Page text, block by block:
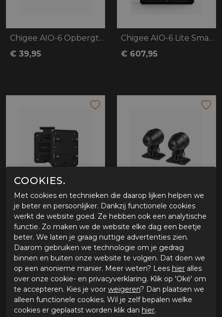
Chigee AIO-6 Opbergtas
€ 39,95
Chigee AIO-6 Lite Smart Carplay 4G
€ 607,95
Chigee CG Snelle demontage Module AIO-6
€ 118,70
Chigee 60 FPS Cameras
€ 170,95
COOKIES.
Met cookies en technieken die daarop lijken helpen we
je beter en persoonlijker. Dankzij functionele cookies
werkt de website goed. Ze hebben ook een analytische
functie. Zo maken we de website elke dag een beetje
beter. We laten je graag nuttige advertenties zien.
Daarom gebruiken we technologie om je gedrag
binnen en buiten onze website te volgen. Dat doen we
op een anonieme manier. Meer weten? Lees hier alles
over onze cookie- en privacyverklaring. Klik op 'Oké' om
te accepteren. Kies je voor weigeren? Dan plaatsen we
alleen functionele cookies. Wil je zelf bepalen welke
cookies er geplaatst worden klik dan hier.